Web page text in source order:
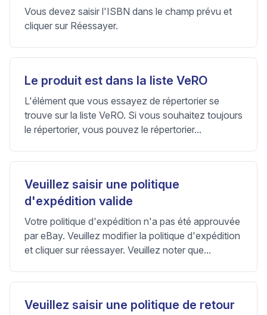
Vous devez saisir l'ISBN dans le champ prévu et
cliquer sur Réessayer.
Le produit est dans la liste VeRO
L'élément que vous essayez de répertorier se
trouve sur la liste VeRO. Si vous souhaitez toujours
le répertorier, vous pouvez le répertorier...
Veuillez saisir une politique
d'expédition valide
Votre politique d'expédition n'a pas été approuvée
par eBay. Veuillez modifier la politique d'expédition
et cliquer sur réessayer. Veuillez noter que...
Veuillez saisir une politique de retour